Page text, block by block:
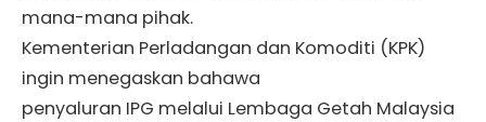
mana-mana pihak.
Kementerian Perladangan dan Komoditi (KPK)
ingin menegaskan bahawa
penyaluran IPG melalui Lembaga Getah Malaysia